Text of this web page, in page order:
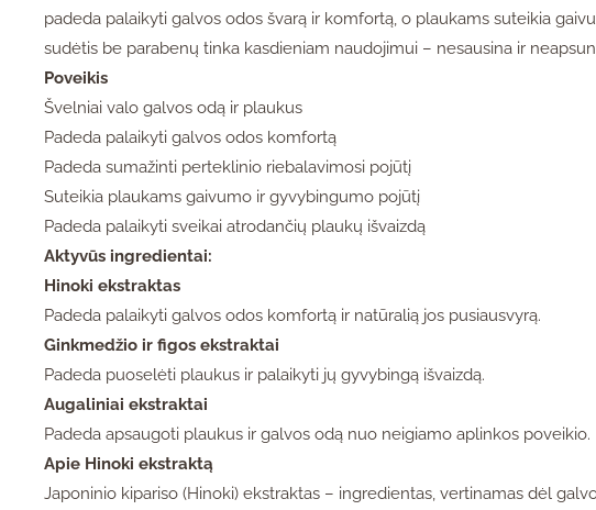
padeda palaikyti galvos odos švarą ir komfortą, o plaukams suteikia
sudėtis be parabenų tinka kasdieniam naudojimui – nesausina ir
Poveikis
Švelniai valo galvos odą ir plaukus
Padeda palaikyti galvos odos komfortą
Padeda sumažinti perteklinio riebalavimosi pojūtį
Suteikia plaukams gaivumo ir gyvybingumo pojūtį
Padeda palaikyti sveikai atrodančių plaukų išvaizdą
Aktyvūs ingredientai:
Hinoki ekstraktas
Padeda palaikyti galvos odos komfortą ir natūralią jos pusiausvyrą.
Ginkmedžio ir figos ekstraktai
Padeda puoselėti plaukus ir palaikyti jų gyvybingą išvaizdą.
Augaliniai ekstraktai
Padeda apsaugoti plaukus ir galvos odą nuo neigiamo aplinkos poveikio.
Apie Hinoki ekstraktą
Japoninio kipariso (Hinoki) ekstraktas – ingredientas, vertinamas dėl